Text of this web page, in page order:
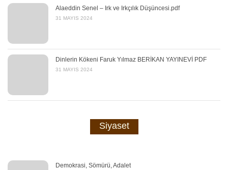
Alaeddin Senel – Irk ve Irkçılık Düşüncesi.pdf
31 MAYIS 2024
Dinlerin Kökeni Faruk Yılmaz BERİKAN YAYINEVİ PDF
31 MAYIS 2024
Siyaset
Demokrasi, Sömürü, Adalet